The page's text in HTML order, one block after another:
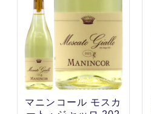
マニンコール モスカ